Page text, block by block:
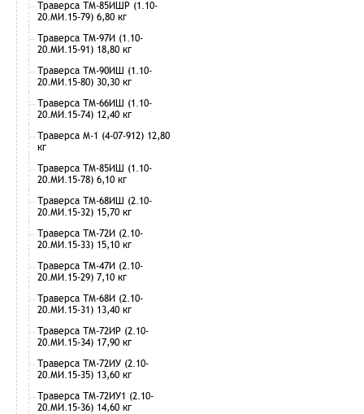
Траверса ТМ-85ИШР (1.10-
20.МИ.15-79) 6,80 кг
Траверса ТМ-97И (1.10-
20.МИ.15-91) 18,80 кг
Траверса ТМ-90ИШ (1.10-
20.МИ.15-80) 30,30 кг
Траверса ТМ-66ИШ (1.10-
20.МИ.15-74) 12,40 кг
Траверса М-1 (4-07-912) 12,80
кг
Траверса ТМ-85ИШ (1.10-
20.МИ.15-78) 6,10 кг
Траверса ТМ-68ИШ (2.10-
20.МИ.15-32) 15,70 кг
Траверса ТМ-72И (2.10-
20.МИ.15-33) 15,10 кг
Траверса ТМ-47И (2.10-
20.МИ.15-29) 7,10 кг
Траверса ТМ-68И (2.10-
20.МИ.15-31) 13,40 кг
Траверса ТМ-72ИР (2.10-
20.МИ.15-34) 17,90 кг
Траверса ТМ-72ИУ (2.10-
20.МИ.15-35) 13,60 кг
Траверса ТМ-72ИУ1 (2.10-
20.МИ.15-36) 14,60 кг